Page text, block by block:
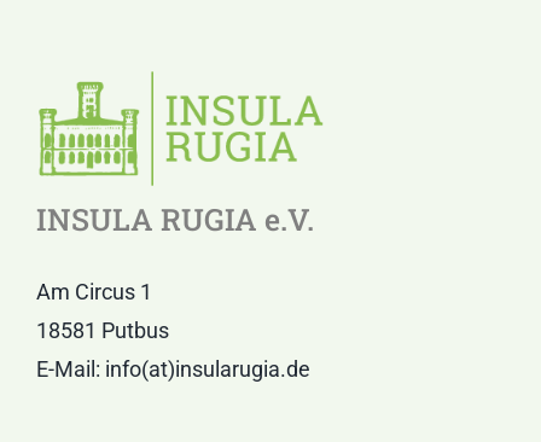
INSULA RUGIA e.V.
Am Circus 1
18581 Putbus
E-Mail: info(at)insularugia.de